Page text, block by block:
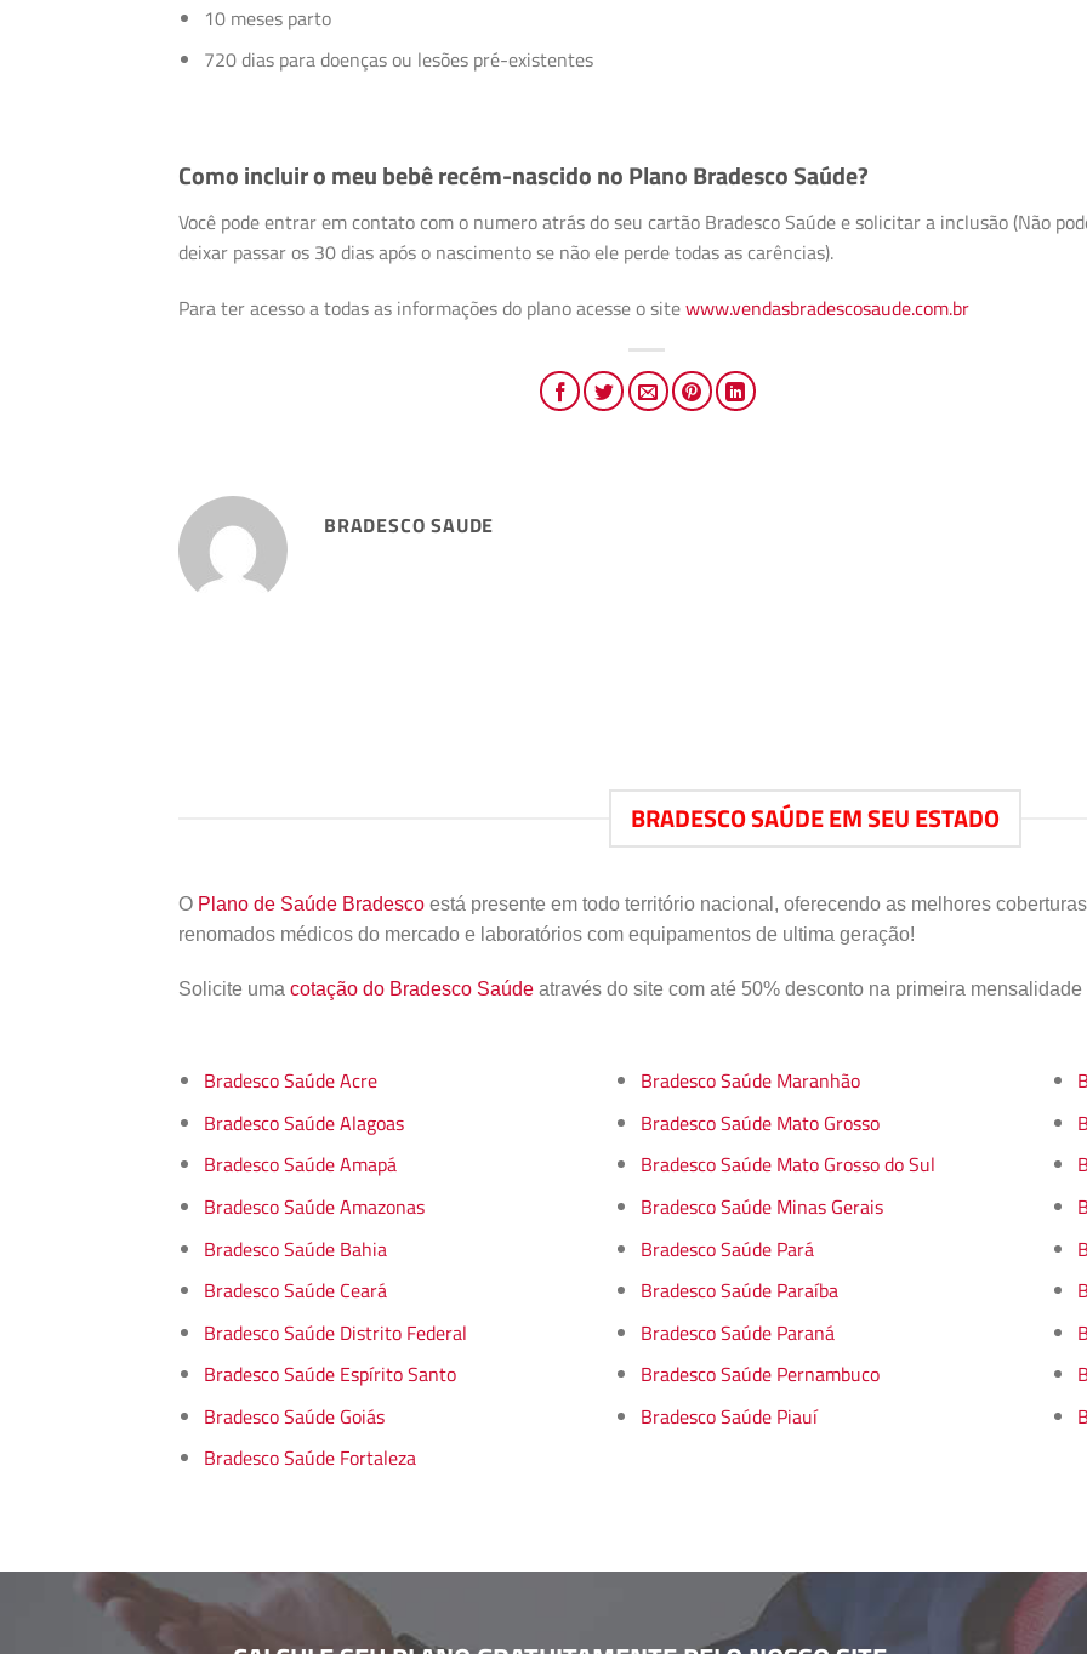
10 meses parto
720 dias para doenças ou lesões pré-existentes
Como incluir o meu bebê recém-nascido no Plano Bradesco Saúde?
Você pode entrar em contato com o numero atrás do seu cartão Bradesco Saúde e solicitar a inclusão (Não
deixar passar os 30 dias após o nascimento se não ele perde todas as carências).
Para ter acesso a todas as informações do plano acesse o sitewww.vendasbradescosaude.com.br
BRADESCO SAUDE
BRADESCO SAÚDE EM SEU ESTADO
O Plano de Saúde Bradesco está presente em todo território nacional, oferecendo as melhores
renomados médicos do mercado e laboratórios com equipamentos de ultima geração!
Solicite uma cotação do Bradesco Saúde através do site com até 50% desconto na primeira mensalidade
Bradesco Saúde Acre
Bradesco Saúde Alagoas
Bradesco Saúde Amapá
Bradesco Saúde Amazonas
Bradesco Saúde Bahia
Bradesco Saúde Ceará
Bradesco Saúde Distrito Federal
Bradesco Saúde Espírito Santo
Bradesco Saúde Goiás
Bradesco Saúde Fortaleza
Bradesco Saúde Maranhão
Bradesco Saúde Mato Grosso
Bradesco Saúde Mato Grosso do Sul
Bradesco Saúde Minas Gerais
Bradesco Saúde Pará
Bradesco Saúde Paraíba
Bradesco Saúde Paraná
Bradesco Saúde Pernambuco
Bradesco Saúde Piauí